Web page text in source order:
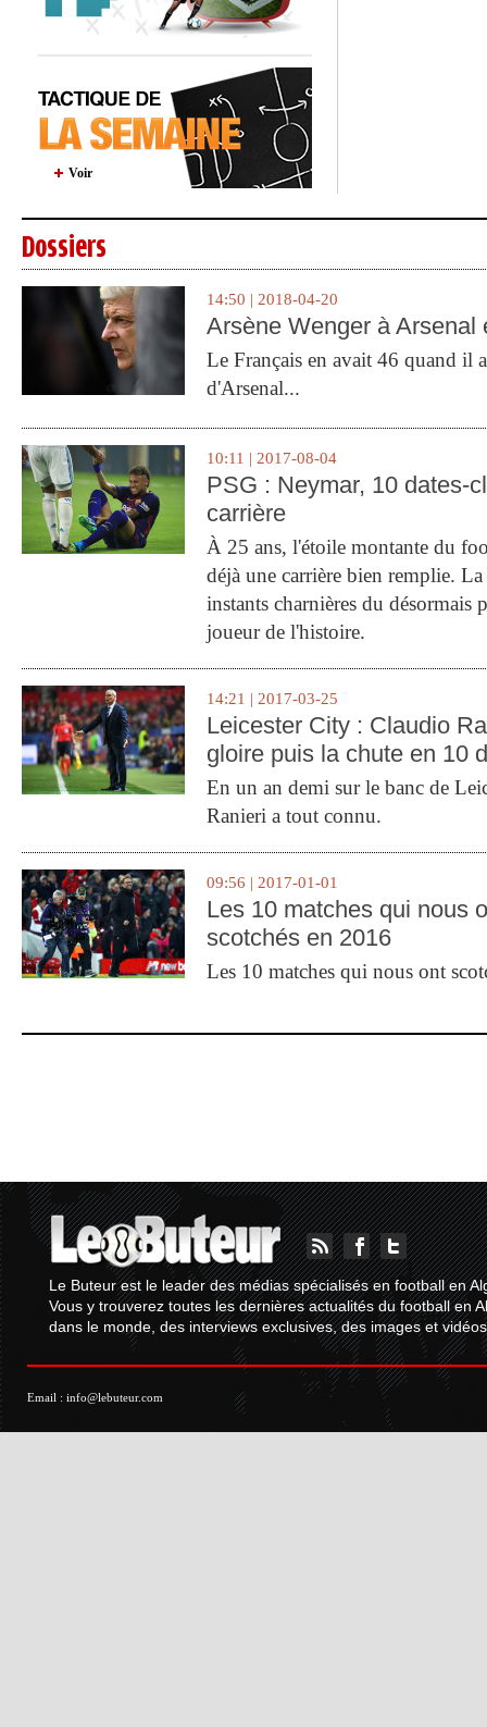
Voir
Dossiers
14:50 | 2018-04-20
Arsène Wenger à Arsenal
Le Français en avait 46 quand il
d'Arsenal...
10:11 | 2017-08-04
PSG : Neymar, 10 dates-
carrière
À 25 ans, l'étoile montante du
déjà une carrière bien remplie.
instants charnières du désormais
joueur de l'histoire.
14:21 | 2017-03-25
Leicester City : Claudio
gloire puis la chute en 10
En un an demi sur le banc de
Ranieri a tout connu.
09:56 | 2017-01-01
Les 10 matches qui nous
scotchés en 2016
Les 10 matches qui nous ont
Le Buteur est le leader des médias spécialisés en football en
Vous y trouverez toutes les dernières actualités du football en
dans le monde, des interviews exclusives, des images et
Email : info@lebuteur.com